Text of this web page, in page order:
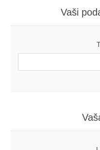
Vaši